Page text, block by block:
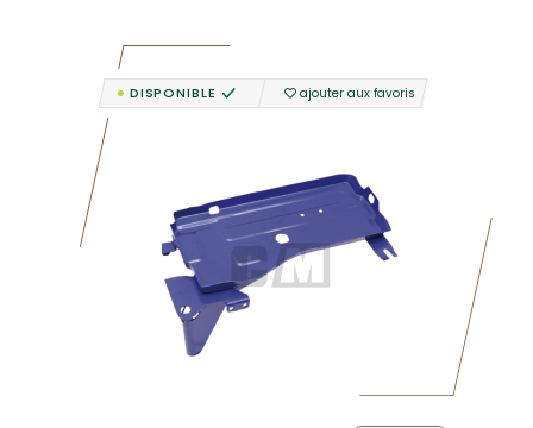
DISPONIBLE ajouter aux favoris